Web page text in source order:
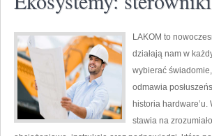
LAKOM to
działają nam w
wybierać
odmawia
historia
stawia na